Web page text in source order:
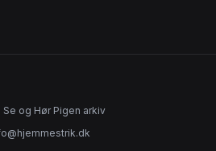
og Hør Pigen arkiv